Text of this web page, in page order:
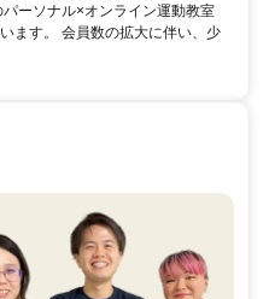
ーソナル×オンライン運動教室
ます。 会員数の拡大に伴い、少